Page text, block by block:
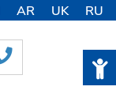
AR UK RU